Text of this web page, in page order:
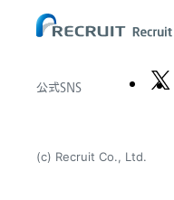
コ
わ
に
(c) Recruit Co., Ltd.
公式SNS